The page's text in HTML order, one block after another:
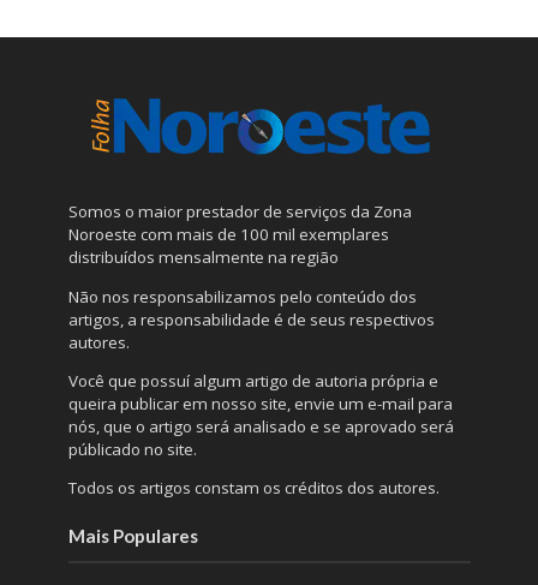
Somos o maior prestador de serviços da Zona
Noroeste com mais de 100 mil exemplares
distribuídos mensalmente na região
Não nos responsabilizamos pelo conteúdo dos
artigos, a responsabilidade é de seus respectivos
autores.
Você que possuí algum artigo de autoria própria e
queira publicar em nosso site, envie um e-mail para
nós, que o artigo será analisado e se aprovado será
públicado no site.
Todos os artigos constam os créditos dos autores.
Mais Populares